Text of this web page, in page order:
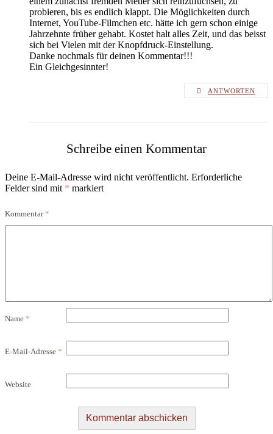
probieren, bis es endlich klappt. Die Möglichkeiten durch
Internet, YouTube-Filmchen etc. hätte ich gern schon einige
Jahrzehnte früher gehabt. Kostet halt alles Zeit, und das beisst
sich bei Vielen mit der Knopfdruck-Einstellung.
Danke nochmals für deinen Kommentar!!!
Ein Gleichgesinnter!
ANTWORTEN
Schreibe einen Kommentar
Deine E-Mail-Adresse wird nicht veröffentlicht. Erforderliche
Felder sind mit * markiert
Kommentar *
Name *
E-Mail-Adresse *
Website